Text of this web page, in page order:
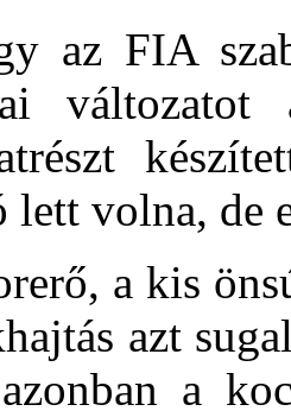
az FIA
lett volna, de
a kis
azt
a